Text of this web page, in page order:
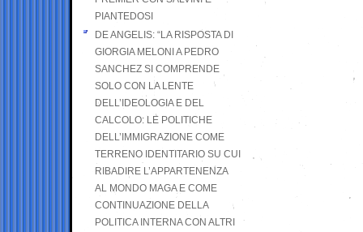
PIANTEDOSI
DE ANGELIS: “LA RISPOSTA DI
GIORGIA MELONI A PEDRO
SANCHEZ SI COMPRENDE
SOLO CON LA LENTE
DELL’IDEOLOGIA E DEL
CALCOLO: LE POLITICHE
DELL’IMMIGRAZIONE COME
TERRENO IDENTITARIO SU CUI
RIBADIRE L’APPARTENENZA
AL MONDO MAGA E COME
CONTINUAZIONE DELLA
POLITICA INTERNA CON ALTRI